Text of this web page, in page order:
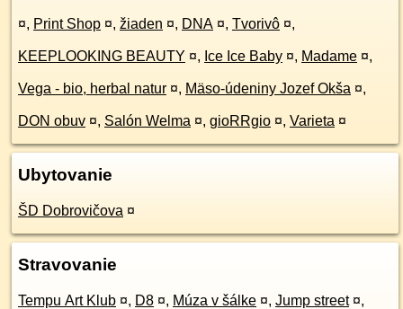
¤, Print Shop ¤, žiaden ¤, DNA ¤, Tvorivô ¤,
KEEPLOOKING BEAUTY ¤, Ice Ice Baby ¤, Madame ¤,
Vega - bio, herbal natur ¤, Mäso-údeniny Jozef Okša ¤,
DON obuv ¤, Salón Welma ¤, gioRRgio ¤, Varieta ¤
Ubytovanie
ŠD Dobrovičova ¤
Stravovanie
Tempu Art Klub ¤, D8 ¤, Múza v šálke ¤, Jump street ¤,